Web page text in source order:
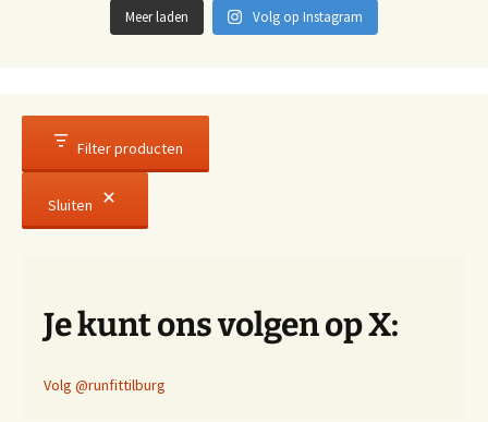
Meer laden Volg op Instagram
Filter producten
Sluiten
Je kunt ons volgen op X:
Volg @runfittilburg